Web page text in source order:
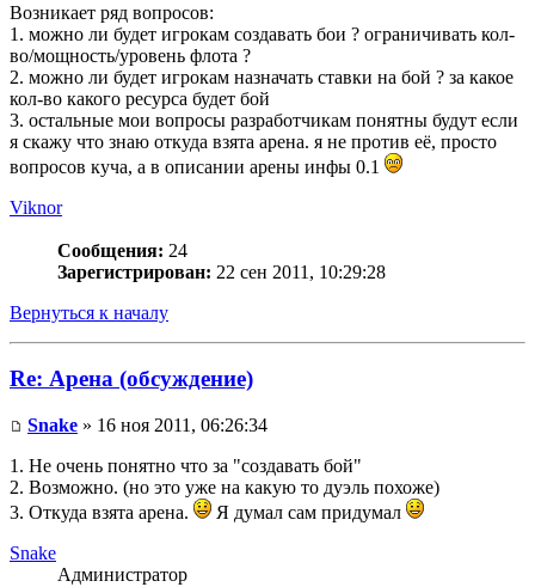
Возникает ряд вопросов:
1. можно ли будет игрокам создавать бои ? ограничивать кол-
во/мощность/уровень флота ?
2. можно ли будет игрокам назначать ставки на бой ? за какое
кол-во какого ресурса будет бой
3. остальные мои вопросы разработчикам понятны будут если
я скажу что знаю откуда взята арена. я не против её, просто
вопросов куча, а в описании арены инфы 0.1
Viknor
Сообщения: 24
Зарегистрирован: 22 сен 2011, 10:29:28
Вернуться к началу
Re: Арена (обсуждение)
Snake » 16 ноя 2011, 06:26:34
1. Не очень понятно что за "создавать бой"
2. Возможно. (но это уже на какую то дуэль похоже)
3. Откуда взята арена.
Я думал сам придумал
Snake
Администратор